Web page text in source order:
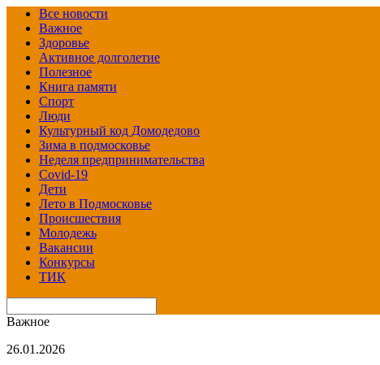
Все новости
Важное
Здоровье
Активное долголетие
Полезное
Книга памяти
Спорт
Люди
Культурный код Домодедово
Зима в подмосковье
Неделя предпринимательства
Covid-19
Дети
Лето в Подмосковье
Происшествия
Молодежь
Вакансии
Конкурсы
ТИК
Важное
26.01.2026